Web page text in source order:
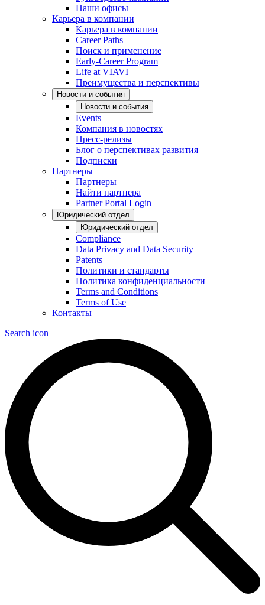
Наши офисы
Карьера в компании
Карьера в компании
Career Paths
Поиск и применение
Early-Career Program
Life at VIAVI
Преимущества и перспективы
Новости и события
Новости и события
Events
Компания в новостях
Пресс-релизы
Блог о перспективах развития
Подписки
Партнеры
Партнеры
Найти партнера
Partner Portal Login
Юридический отдел
Юридический отдел
Compliance
Data Privacy and Data Security
Patents
Политики и стандарты
Политика конфиденциальности
Terms and Conditions
Terms of Use
Контакты
Search icon